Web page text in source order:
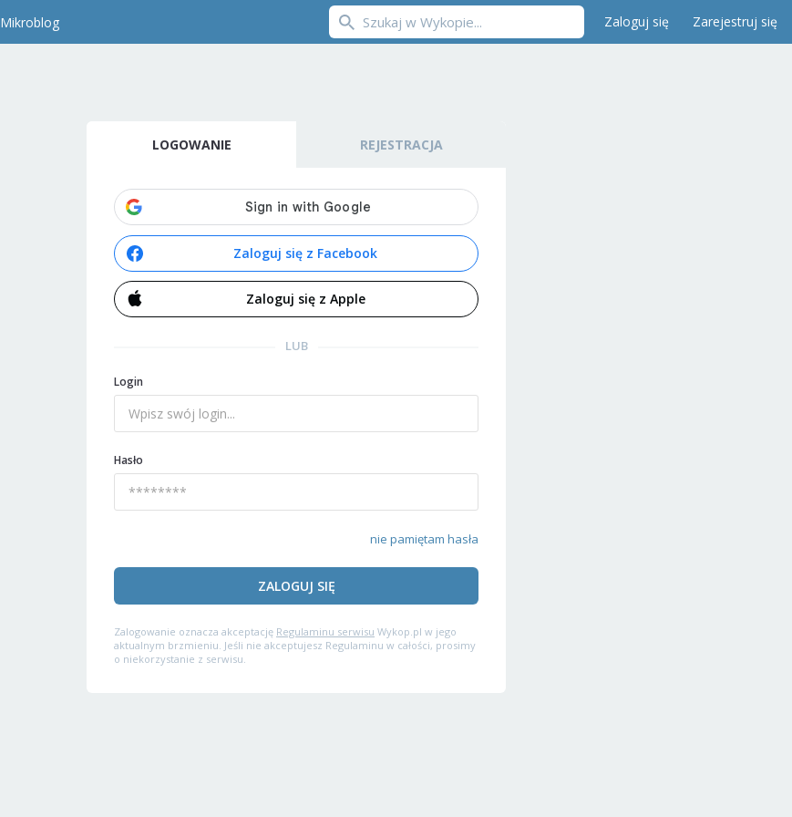
Mikroblog Zaloguj się Zarejestruj się
LOGOWANIE REJESTRACJA
Zaloguj się z Facebook
Zaloguj się z Apple
LUB
Login
Hasło
nie pamiętam hasła
ZALOGUJ SIĘ
Zalogowanie oznacza akceptację Regulaminu serwisu Wykop.pl w jego
aktualnym brzmieniu. Jeśli nie akceptujesz Regulaminu w całości, prosimy
o niekorzystanie z serwisu.